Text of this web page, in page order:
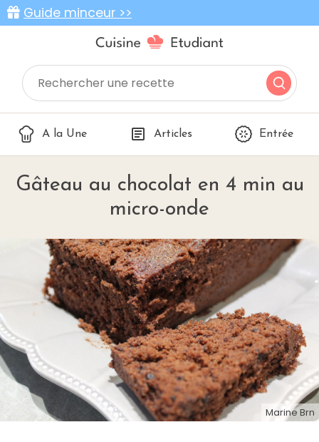
Guide minceur >>
A la Une Articles Entrée
Gâteau au chocolat en 4 min au
micro-onde
Marine Brn